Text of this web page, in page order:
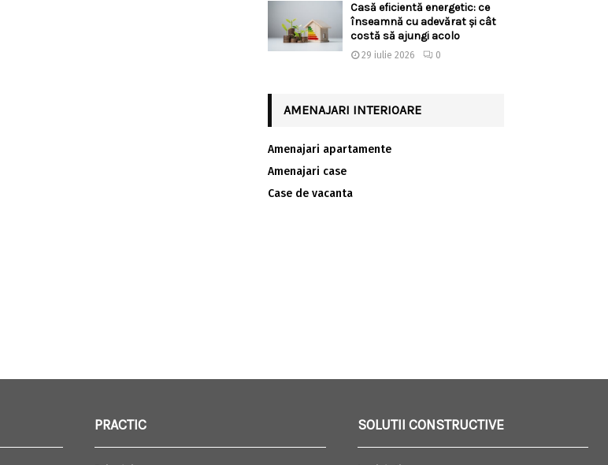
Casă eficientă energetic: ce
înseamnă cu adevărat și cât
costă să ajungi acolo
29 iulie 2026 0
AMENAJARI INTERIOARE
Amenajari apartamente
Amenajari case
Case de vacanta
PRACTIC SOLUTII CONSTRUCTIVE